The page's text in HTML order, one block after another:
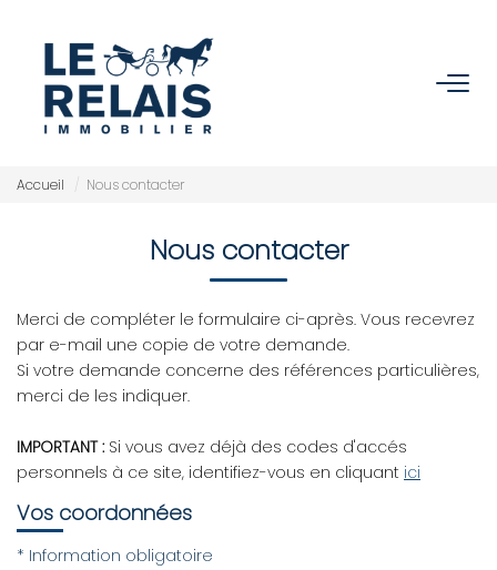
Nos Services
VENDRE/ESTIMER
Nos Références
Nos Services
Accueil Nous contacter
Nous contacter
Merci de compléter le formulaire ci-après. Vous recevrez
par e-mail une copie de votre demande.
Si votre demande concerne des références particulières,
merci de les indiquer.
IMPORTANT : Si vous avez déjà des codes d'accés
personnels à ce site, identifiez-vous en cliquant ici
Vos coordonnées
* Information obligatoire